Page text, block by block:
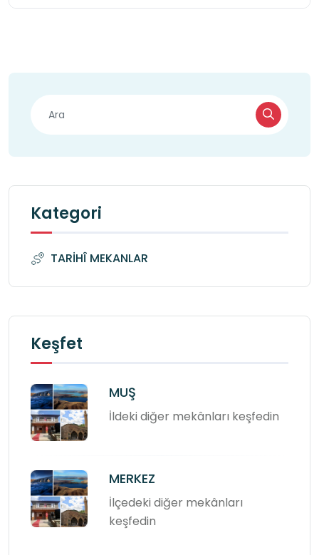
Kategori
TARİHÎ MEKANLAR
Keşfet
MUŞ
İldeki diğer mekânları keşfedin
MERKEZ
İlçedeki diğer mekânları
keşfedin